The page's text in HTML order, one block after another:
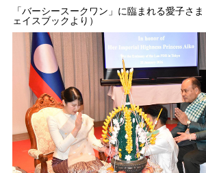
「バーシースークワン」に臨まれる愛子さ
ェイスブックより）